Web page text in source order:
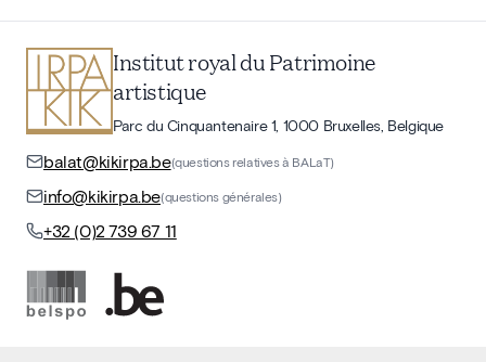
Institut royal du Patrimoine
artistique
Parc du Cinquantenaire 1, 1000 Bruxelles, Belgique
balat@kikirpa.be(questions relatives à BALaT)
info@kikirpa.be(questions générales)
+32 (0)2 739 67 11